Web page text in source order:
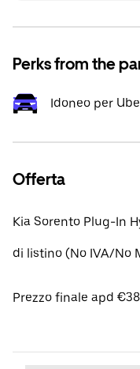
Perks from the
Idoneo per
Offerta
Kia Sorento Plug-In
di listino (No IVA/No
Prezzo finale apd